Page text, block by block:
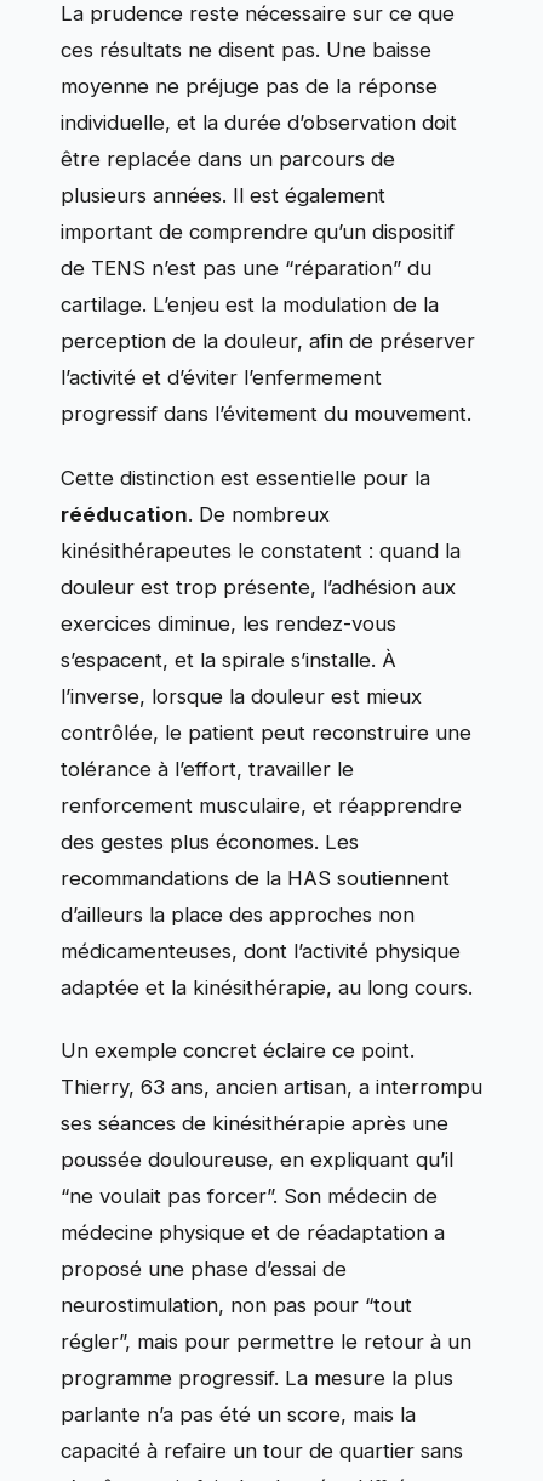
La prudence reste nécessaire sur ce que
ces résultats ne disent pas. Une baisse
moyenne ne préjuge pas de la réponse
individuelle, et la durée d’observation doit
être replacée dans un parcours de
plusieurs années. Il est également
important de comprendre qu’un dispositif
de TENS n’est pas une “réparation” du
cartilage. L’enjeu est la modulation de la
perception de la douleur, afin de préserver
l’activité et d’éviter l’enfermement
progressif dans l’évitement du mouvement.
Cette distinction est essentielle pour la
rééducation. De nombreux
kinésithérapeutes le constatent : quand la
douleur est trop présente, l’adhésion aux
exercices diminue, les rendez-vous
s’espacent, et la spirale s’installe. À
l’inverse, lorsque la douleur est mieux
contrôlée, le patient peut reconstruire une
tolérance à l’effort, travailler le
renforcement musculaire, et réapprendre
des gestes plus économes. Les
recommandations de la HAS soutiennent
d’ailleurs la place des approches non
médicamenteuses, dont l’activité physique
adaptée et la kinésithérapie, au long cours.
Un exemple concret éclaire ce point.
Thierry, 63 ans, ancien artisan, a interrompu
ses séances de kinésithérapie après une
poussée douloureuse, en expliquant qu’il
“ne voulait pas forcer”. Son médecin de
médecine physique et de réadaptation a
proposé une phase d’essai de
neurostimulation, non pas pour “tout
régler”, mais pour permettre le retour à un
programme progressif. La mesure la plus
parlante n’a pas été un score, mais la
capacité à refaire un tour de quartier sans